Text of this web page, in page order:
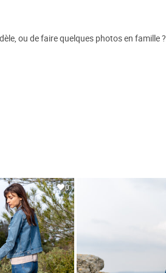
ou de faire quelques photos en famille ?
0